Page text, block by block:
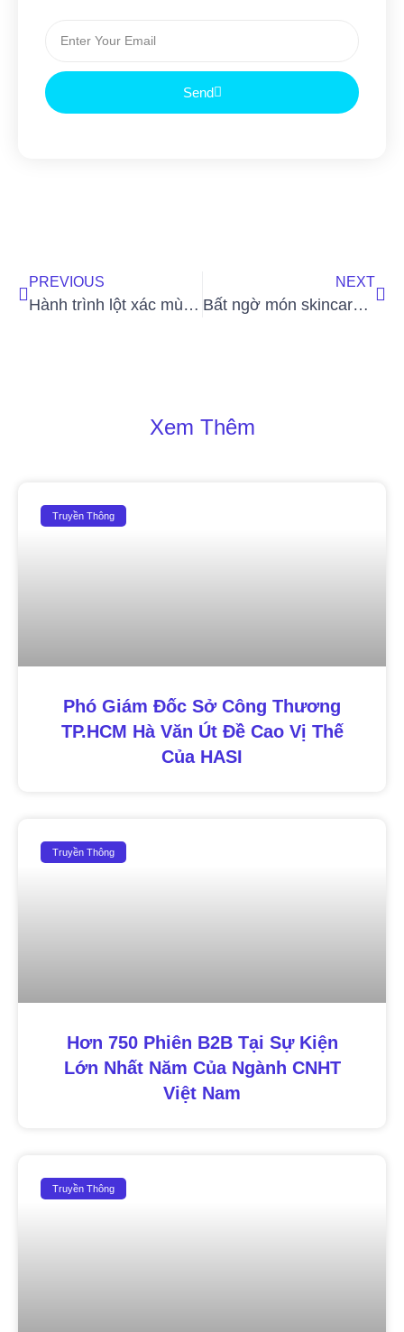
Send
PREVIOUS
Hành trình lột xác mùa 6 chính thức khởi động: 2 phiên bản trong một chương trình, mở ra cơ hội “lột xác, đổi đời”
NEXT
Bất ngờ món skincare không thể thiếu của DV Quỳnh Lương: Ngon – bổ – rẻ, chị em nào cũng có thể thử
Xem Thêm
Truyền Thông
Phó Giám Đốc Sở Công Thương
TP.HCM Hà Văn Út Đề Cao Vị Thế
Của HASI
Truyền Thông
Hơn 750 Phiên B2B Tại Sự Kiện
Lớn Nhất Năm Của Ngành CNHT
Việt Nam
Truyền Thông